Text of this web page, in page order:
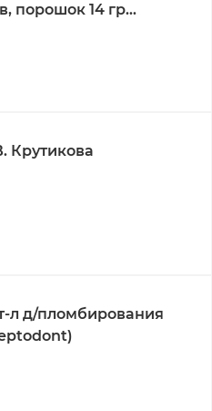
порошок 14 гр
л д/пломбирования